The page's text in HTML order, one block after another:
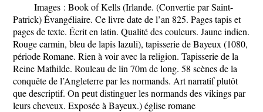
Images : Book of Kells(Irlande. (Convertie par Saint-
Patrick) Évangéliaire. Ce livre date de l’an 825. Pages tapis et
pages de texte. Écrit en latin. Qualité des couleurs. Jaune indien.
Rouge carmin, bleu de lapis lazuli), tapisserie de Bayeux (1080,
période Romane. Rien à voir avec la religion. Tapisserie de la
Reine Mathilde. Rouleau de lin 70m de long. 58 scènes de la
conquête de l’Angleterre par les normands. Art narratif plutôt
que descriptif. On peut distinguer les normands des vikings par
leurs cheveux. Exposée à Bayeux.) église romane